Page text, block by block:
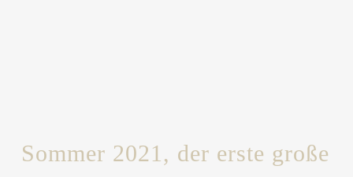
Sommer 2021, der erste große